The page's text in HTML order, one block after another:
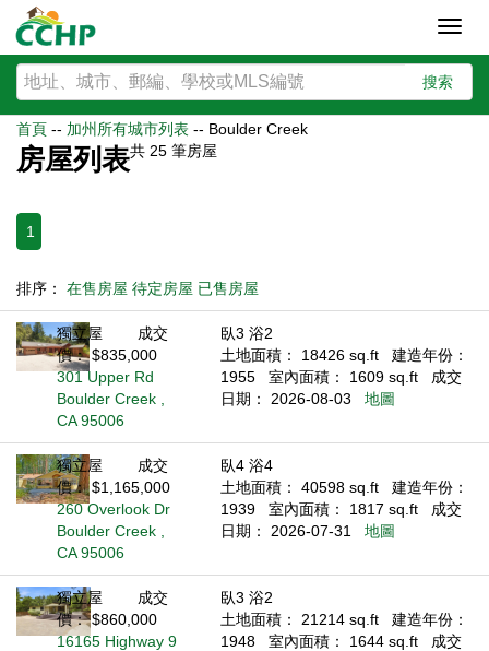
搜索
首頁 -- 加州所有城市列表 -- Boulder Creek
房屋列表共 25 筆房屋
1
排序： 在售房屋 待定房屋 已售房屋
獨立屋
成交
價： $835,000
301 Upper Rd
Boulder Creek ,
CA 95006
臥3 浴2
土地面積： 18426 sq.ft
建造年份：
1955
室內面積： 1609 sq.ft
成交
日期： 2026-08-03
地圖
獨立屋
成交
價： $1,165,000
260 Overlook Dr
Boulder Creek ,
CA 95006
臥4 浴4
土地面積： 40598 sq.ft
建造年份：
1939
室內面積： 1817 sq.ft
成交
日期： 2026-07-31
地圖
獨立屋
成交
價： $860,000
16165 Highway 9
臥3 浴2
土地面積： 21214 sq.ft
建造年份：
1948
室內面積： 1644 sq.ft
成交